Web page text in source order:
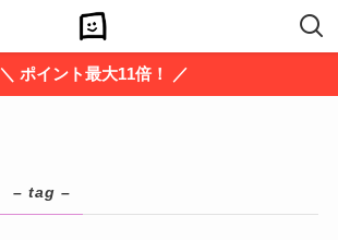
＼ ポイント最大11倍！ ／
– tag –